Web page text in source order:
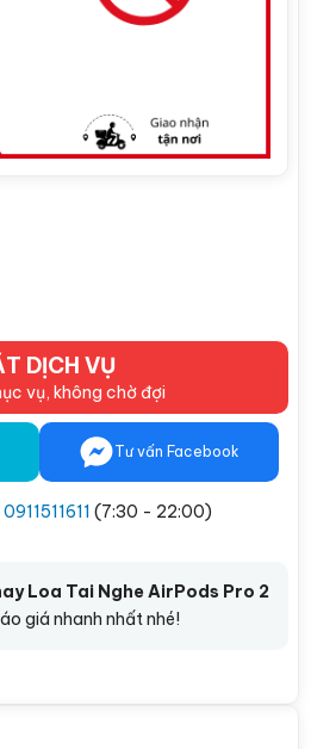
DỊCH VỤ
vụ, không chờ đợi
Tư vấn Facebook
0911511611 (7:30 - 22:00)
Loa Tai Nghe AirPods Pro 2
giá nhanh nhất nhé!